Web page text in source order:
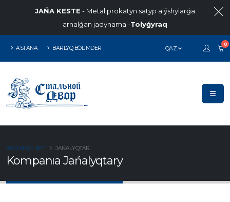
JAŃA KESTE - Metal prokatyn satyp alýshylarǵa
arnalǵan jadynama -Tolyǵyraq
ASTANA BARLYQ BÓLIMDER QAZ
0
Kompanıa Jańalyqtary
BASTAPQY BET JAŃALYQTAR